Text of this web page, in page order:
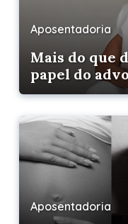
Aposentadoria
Mais do que
papel do
pessoas
Aposentadoria